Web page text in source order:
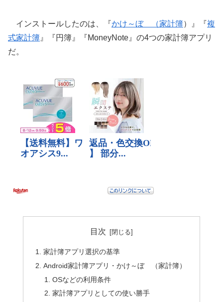
インストールしたのは、『かけ～ぼ （家計簿）』『複
式家計簿 』『円簿』『MoneyNote』の4つの家計簿アプリ
だ。
目次
家計簿アプリ選択の基準
Android家計簿アプリ・かけ～ぼ （家計簿）
OSなどの利用条件
家計簿アプリとしての使い勝手